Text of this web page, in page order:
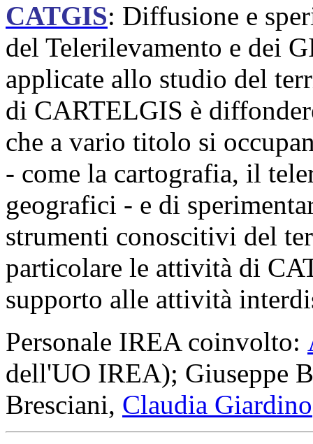
CATGIS: Diffusione e
del Telerilevamento e dei
applicate allo studio del
di CARTELGIS è
che a vario titolo si
- come la cartografia, il
geografici - e di
strumenti conoscitivi del
particolare le attività di
supporto alle attività
Personale IREA coinvolto:
dell'UO IREA); Giuseppe
Bresciani, Claudia Giardino